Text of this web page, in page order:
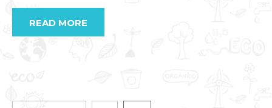
READ MORE